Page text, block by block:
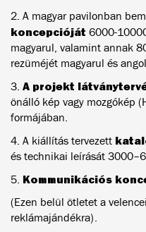
2. A magyar pavilonban
koncepcióját 6000-
magyarul, valamint annak
rezüméjét magyarul és
3. A projekt
önálló kép vagy mozgókép
formájában.
4. A kiállítás tervezett
és technikai leírását
5. Kommunikációs
(Ezen belül ötletet a
reklámajándékra).